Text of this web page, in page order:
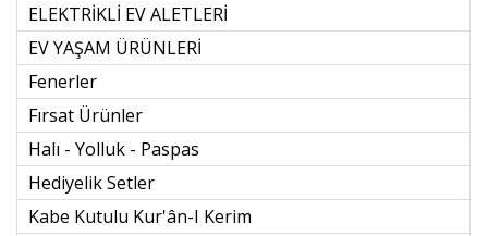
ELEKTRİKLİ EV ALETLERİ
EV YAŞAM ÜRÜNLERİ
Fenerler
Fırsat Ürünler
Halı - Yolluk - Paspas
Hediyelik Setler
Kabe Kutulu Kur'ân-I Kerim